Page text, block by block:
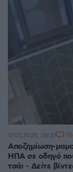
Αποζημίωση-
ΗΠΑ σε οδηγό
τσάι - Δείτε
17.03.2025, 06:37 76